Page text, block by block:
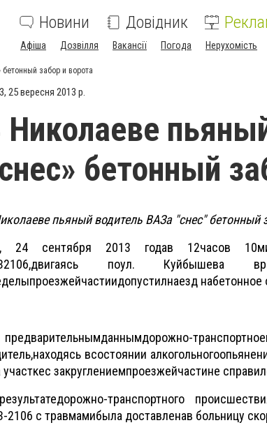
Новини Довідник
Афіша Дозвілля Вакансії Погода Нерухомість
забор и ворота
25 вересня 2013 р.
Николаеве
бетонный
пьяный водитель ВАЗа "снес" бетонный
24 сентября 2013 годав 12часов 10
2106,двигаясь поул. Куйбышева в
проезжейчастиидопустилнаезд набетонное
даннымдорожно-транспортное
,находясь всостоянии алкогольного
участкес закруглениемпроезжейчастине
дорожно-транспортного
-2106 с травмамибыла доставленав больницу